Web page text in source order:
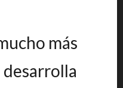
más